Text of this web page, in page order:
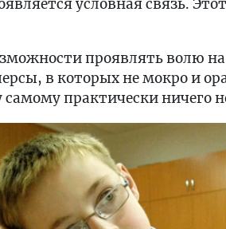
условная связь.
проявлять волю
в которых не мокро и
практически ничего